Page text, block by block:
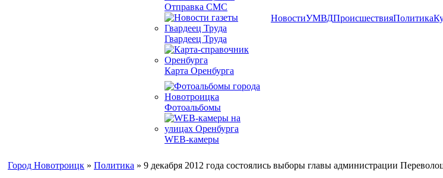
Отправка СМС
Гвардеец Труда
Карта Оренбурга
Фотоальбомы
WEB-камеры
НовостиУМВДПроисшествияПолитика
Город Новотроицк » Политика » 9 декабря 2012 года состоялись выборы главы администрации